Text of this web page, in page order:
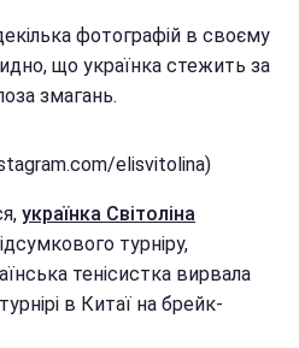
фотографій в своєму
що українка стежить за
змагань.
elisvitolina)
українка Світоліна
турніру,
тенісистка вирвала
в Китаї на брейк-